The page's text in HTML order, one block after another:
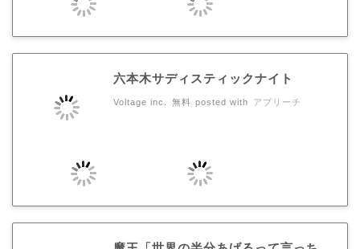
六本木サディスティックナイト
Voltage inc. 無料 posted with アプリーチ